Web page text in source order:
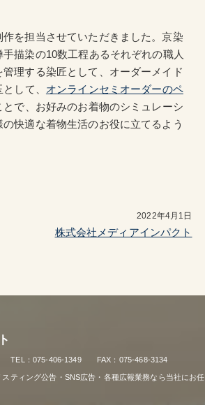
を担当させていただきました。京染
描染の10数工程あるそれぞれの職人
理する染匠として、オーダーメイド
して、 オンラインセミオーダーのペ
で、お好みのお着物のシミュレーシ
快適な着物生活のお役に立てるよう
2022年4月1日
株式会社メディアインパクト
TEL：075-406-1349 FAX：075-468-3134
ティング公告・SNS広告・各種広報業務なら当社にお任